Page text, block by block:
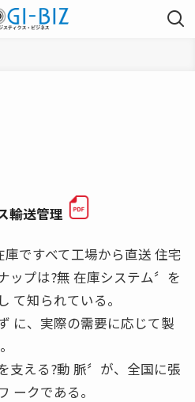
輸送管理
庫ですべて工場から直送 住宅
ップは?無 在庫システム〞を
て知られている。
に、実際の需要に応じて製
支える?動 脈〞が、全国に張
ークである。